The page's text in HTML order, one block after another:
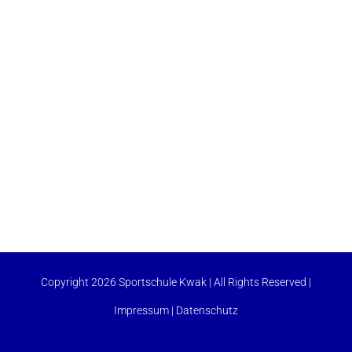
Copyright 2026 Sportschule Kwak | All Rights Reserved |
Impressum | Datenschutz